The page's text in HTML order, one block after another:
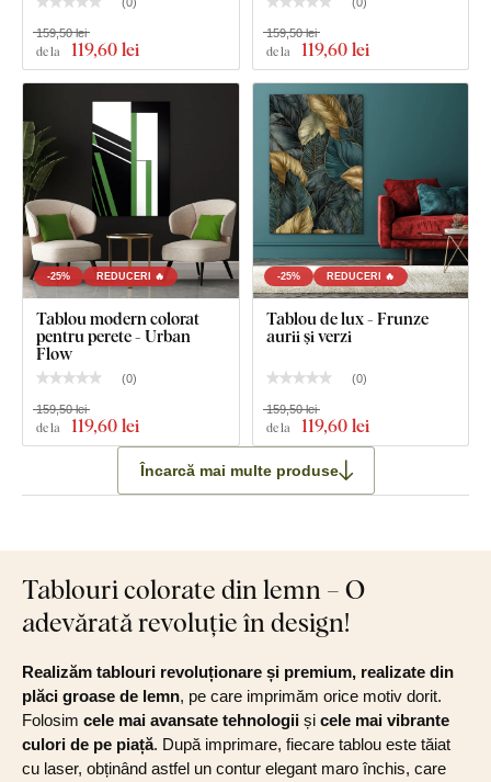
de la 119,60 lei
159,50 lei
de la 119,60 lei
159,50 lei
-25% REDUCERI 🔥
Tablou modern colorat
pentru perete - Urban
Flow
(0)
de la 119,60 lei
159,50 lei
-25% REDUCERI 🔥
Tablou de lux - Frunze
aurii și verzi
(0)
de la 119,60 lei
159,50 lei
Încarcă mai multe produse
Tablouri colorate din lemn – O
adevărată revoluție în design!
Realizăm tablouri revoluționare și premium, realizate din
plăci groase de lemn, pe care imprimăm orice motiv dorit.
Folosim cele mai avansate tehnologii și cele mai vibrante
culori de pe piață. După imprimare, fiecare tablou este tăiat
cu laser, obținând astfel un contur elegant maro închis, care